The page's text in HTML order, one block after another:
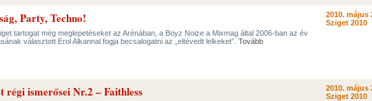
Party, Techno!
tartogat még meglepetéseket az Arénában, a Boyz Noize a Mixmag által 2006-ban az év
választott Erol Alkannal fogja becsalogatni az „eltévedt lelkeket”. Tovább
2010. május
Sziget 2010
régi ismerősei Nr.2 – Faithless
2010. május
Sziget 2010